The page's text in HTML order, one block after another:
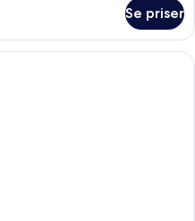
Se priser
Rom – superior, sjøutsikt | Utsikt fra